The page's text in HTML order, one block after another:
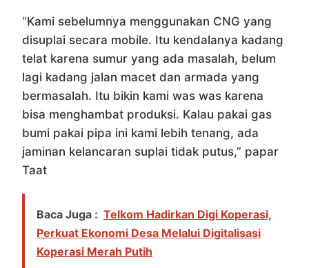
“Kami sebelumnya menggunakan CNG yang
disuplai secara mobile. Itu kendalanya kadang
telat karena sumur yang ada masalah, belum
lagi kadang jalan macet dan armada yang
bermasalah. Itu bikin kami was was karena
bisa menghambat produksi. Kalau pakai gas
bumi pakai pipa ini kami lebih tenang, ada
jaminan kelancaran suplai tidak putus,” papar
Taat
Baca Juga : Telkom Hadirkan Digi Koperasi,
Perkuat Ekonomi Desa Melalui Digitalisasi
Koperasi Merah Putih